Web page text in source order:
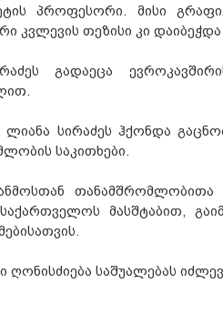
პროფესორი. მისი
კვლევის თეზისი კი
გადაეცა
ლიანა სირაძეს ჰქონდა
საკითხები.
მასშტაბით,
ღონისძიება საშუალებას